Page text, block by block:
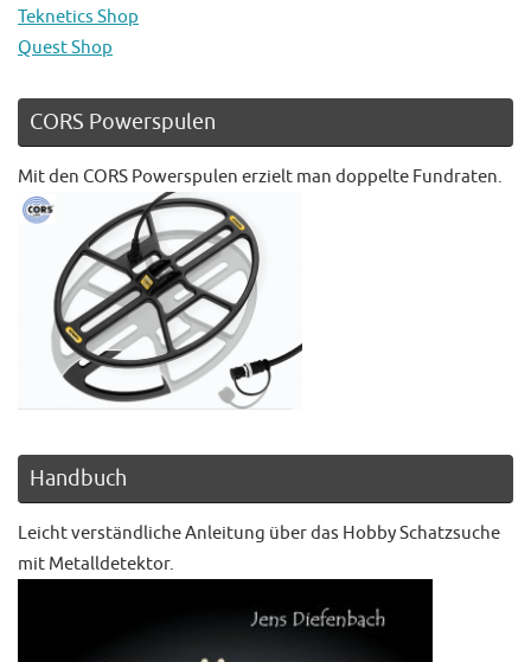
Teknetics Shop
Quest Shop
CORS Powerspulen
Mit den CORS Powerspulen erzielt man doppelte Fundraten.
Handbuch
Leicht verständliche Anleitung über das Hobby Schatzsuche
mit Metalldetektor.